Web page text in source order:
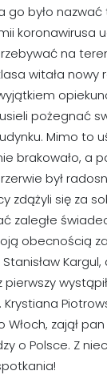
go było nazwać
koronawirusa
na
witała nowy
pożegnać
Mimo to
brakowało, a
był
zdążyli się za
zaległe
obecnością
Stanisław
Krystiana
zajął
o Polsce. Z